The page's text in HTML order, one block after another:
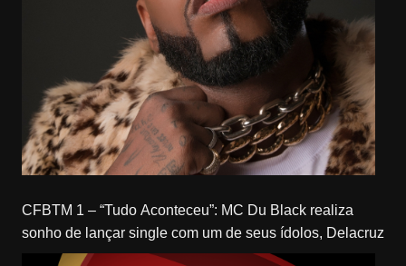
CFBTM 1 – “Tudo Aconteceu”: MC Du Black realiza
sonho de lançar single com um de seus ídolos, Delacruz